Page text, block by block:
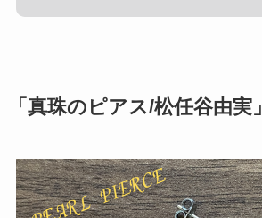
「真珠のピアス/松任谷由実」